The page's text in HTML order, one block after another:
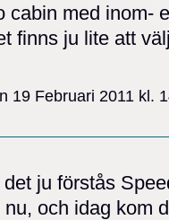
cabin med inom-
finns ju lite att
19 Februari 2011 kl.
ju förstås
och idag kom